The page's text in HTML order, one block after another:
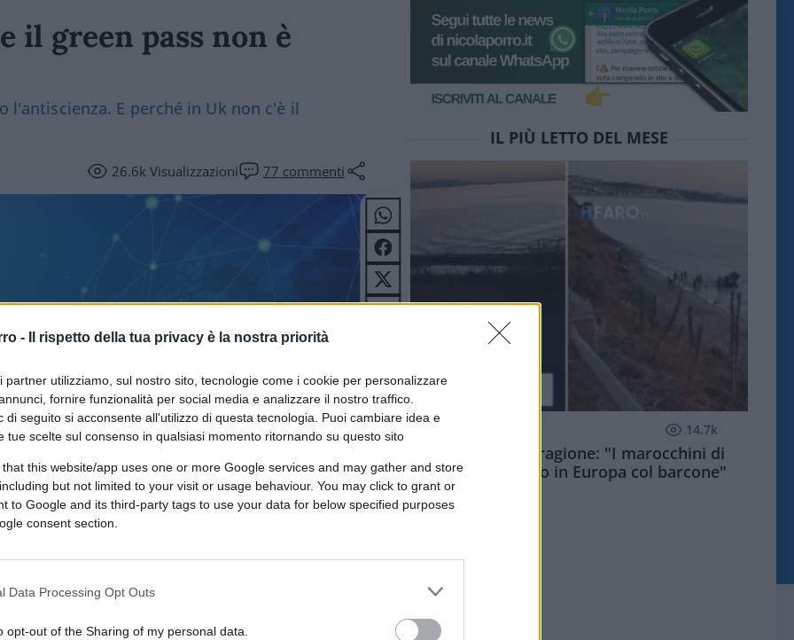
- Il rispetto della tua privacy è la nostra priorità
partner utilizziamo, sul nostro sito, tecnologie come i cookie per personalizzare
fornire funzionalità per social media e analizzare il nostro traffico.
di seguito si acconsente all'utilizzo di questa tecnologia. Puoi cambiare idea e
tue scelte sul consenso in qualsiasi momento ritornando su questo sito
that this website/app uses one or more Google services and may gather and store
but not limited to your visit or usage behaviour. You may click to grant or
to Google and its third-party tags to use your data for below specified purposes
consent section.
Data Processing Opt Outs
opt-out of the Sharing of my personal data.
il green pass non è
E perché in Uk non c'è il
26.6kVisualizzazioni 77 commenti
IL PIÙ LETTO DEL MESE
14.7k
Meloni aveva ragione: "I marocchini di
Ceuta sbarcano in Europa col barcone"